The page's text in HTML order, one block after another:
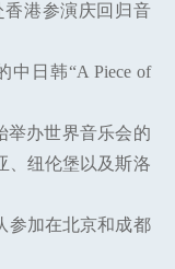
香港参演庆回归音
日韩“A Piece of
举办世界音乐会的
、纽伦堡以及斯洛
参加在北京和成都